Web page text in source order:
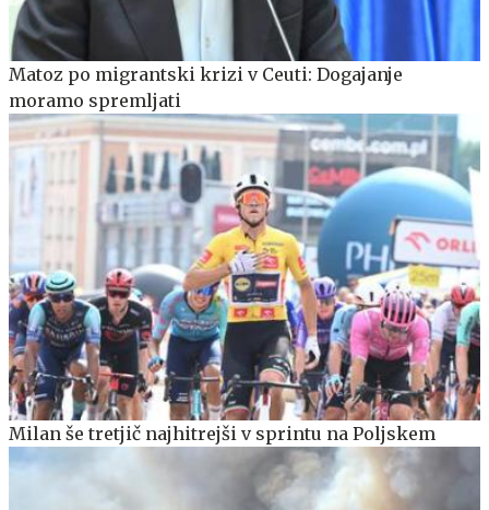
Matoz po migrantski krizi v Ceuti: Dogajanje
moramo spremljati
Milan še tretjič najhitrejši v sprintu na Poljskem